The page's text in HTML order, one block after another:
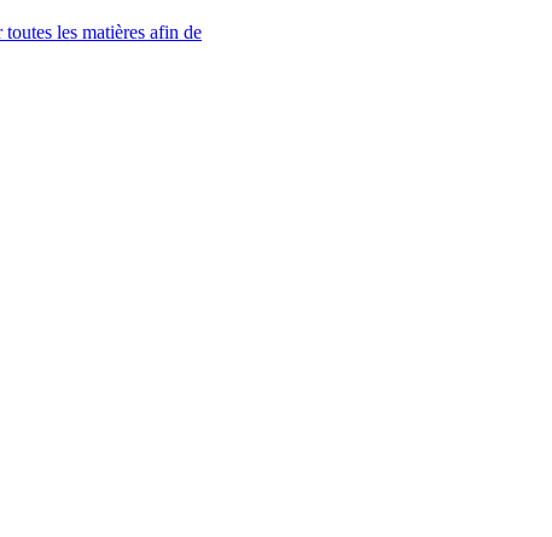
les matières afin de